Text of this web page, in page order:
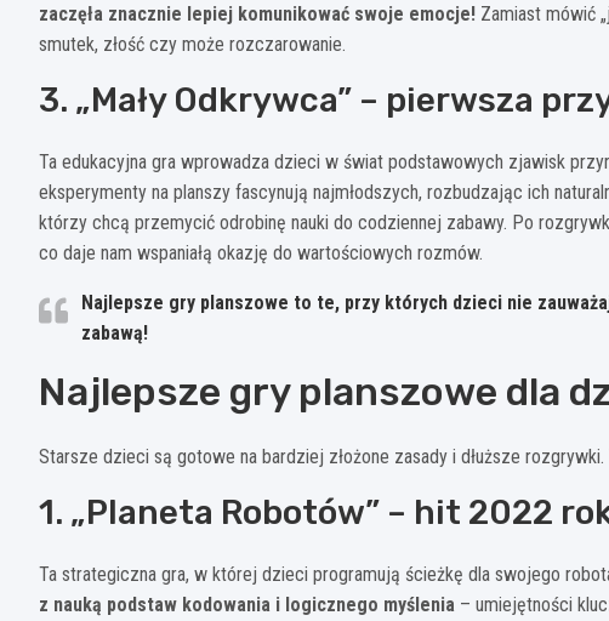
zaczęła znacznie lepiej komunikować swoje emocje! Zamiast mówić
smutek, złość czy może rozczarowanie.
3. „Mały Odkrywca” – pierwsza
Ta edukacyjna gra wprowadza dzieci w świat podstawowych zjawisk
eksperymenty na planszy fascynują najmłodszych, rozbudzając ich
którzy chcą przemycić odrobinę nauki do codziennej zabawy. Po
co daje nam wspaniałą okazję do wartościowych rozmów.
Najlepsze gry planszowe to te, przy których dzieci nie
zabawą!
Najlepsze gry planszowe dla
Starsze dzieci są gotowe na bardziej złożone zasady i dłuższe
1. „Planeta Robotów” – hit 2022
Ta strategiczna gra, w której dzieci programują ścieżkę dla swojego
z nauką podstaw kodowania i logicznego myślenia – umiejętności